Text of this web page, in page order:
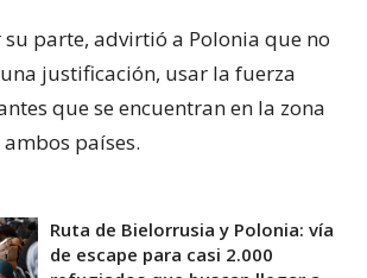
parte, advirtió a Polonia que no
justificación, usar la fuerza
que se encuentran en la zona
países.
Ruta de Bielorrusia y Polonia: vía
de escape para casi 2.000